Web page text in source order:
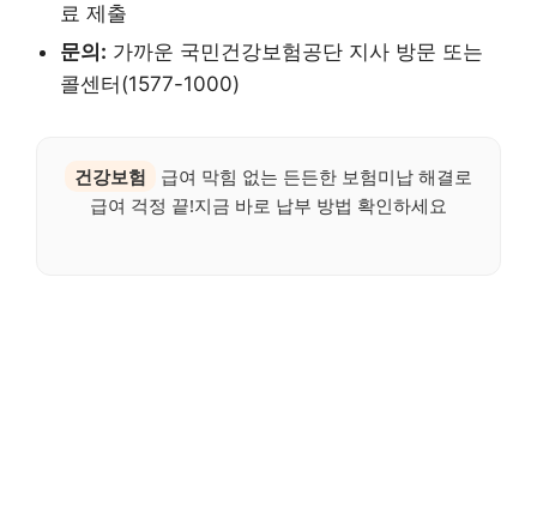
료 제출
문의: 가까운 국민건강보험공단 지사 방문 또는
콜센터(1577-1000)
건강보험
급여 막힘 없는 든든한 보험미납 해결로
급여 걱정 끝!지금 바로 납부 방법 확인하세요